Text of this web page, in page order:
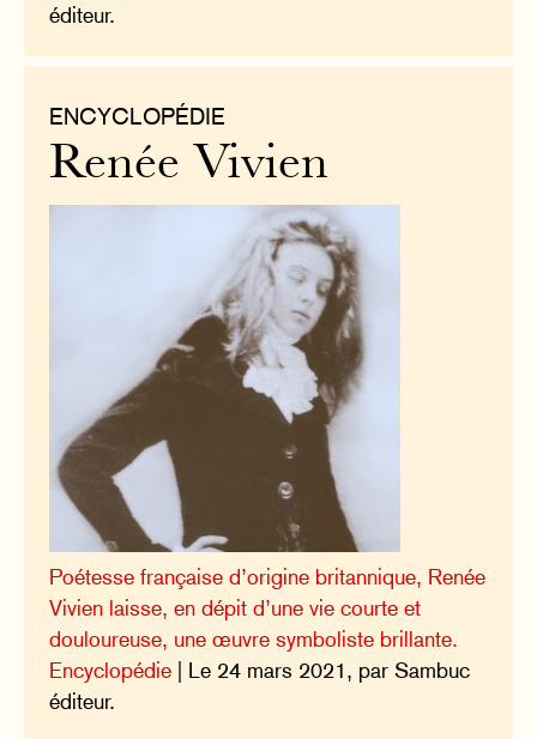
éditeur.
ENCYCLOPÉDIE
Renée Vivien
Poétesse française d’origine britannique, Renée
Vivien laisse, en dépit d’une vie courte et
douloureuse, une œuvre symboliste brillante.
Encyclopédie | Le 24 mars 2021, par Sambuc
éditeur.